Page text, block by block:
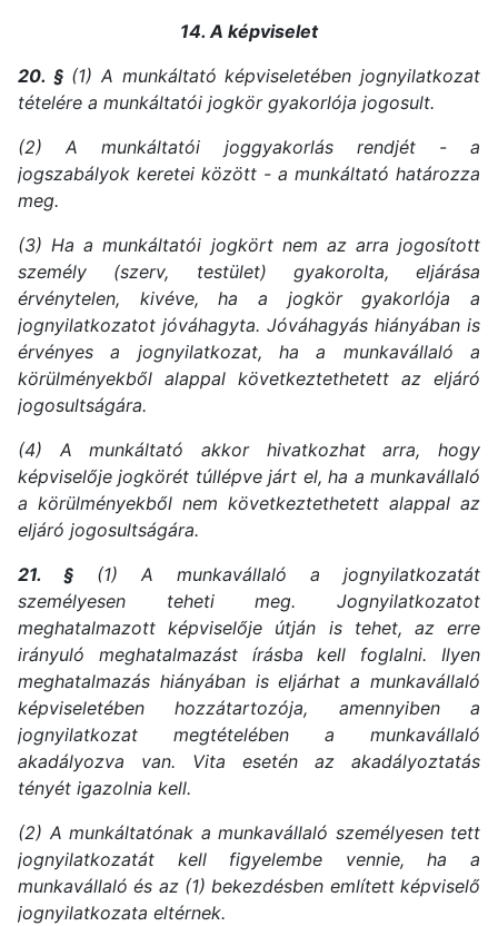
14. A képviselet
20. §(1) A munkáltató képviseletében jognyilatkozat
tételére a munkáltatói jogkör gyakorlója jogosult.
(2) A munkáltatói joggyakorlás rendjét - a
jogszabályok keretei között - a munkáltató határozza
meg.
(3) Ha a munkáltatói jogkört nem az arra jogosított
személy (szerv, testület) gyakorolta, eljárása
érvénytelen, kivéve, ha a jogkör gyakorlója a
jognyilatkozatot jóváhagyta. Jóváhagyás hiányában is
érvényes a jognyilatkozat, ha a munkavállaló a
körülményekből alappal következtethetett az eljáró
jogosultságára.
(4) A munkáltató akkor hivatkozhat arra, hogy
képviselője jogkörét túllépve járt el, ha a munkavállaló
a körülményekből nem következtethetett alappal az
eljáró jogosultságára.
21. § (1) A munkavállaló a jognyilatkozatát
személyesen teheti meg. Jognyilatkozatot
meghatalmazott képviselője útján is tehet, az erre
irányuló meghatalmazást írásba kell foglalni. Ilyen
meghatalmazás hiányában is eljárhat a munkavállaló
képviseletében hozzátartozója, amennyiben a
jognyilatkozat megtételében a munkavállaló
akadályozva van. Vita esetén az akadályoztatás
tényét igazolnia kell.
(2) A munkáltatónak a munkavállaló személyesen tett
jognyilatkozatát kell figyelembe vennie, ha a
munkavállaló és az (1) bekezdésben említett képviselő
jognyilatkozata eltérnek.